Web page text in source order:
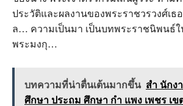
ประวัติและผลงานของพระราชวรวงศ์เ
ล… ความเป็นมา เป็นบทพระราชนิพนธ์ใ
พระมงกุ…
บทความที่น่าตื่นเต้นมากขึ้น สํา นักง
ศึกษา ประถม ศึกษา กํา แพง เพชร เข